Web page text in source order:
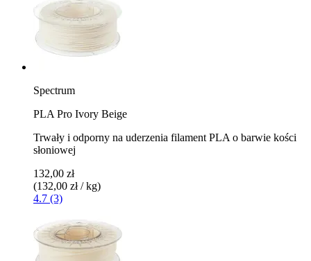
Spectrum
PLA Pro Ivory Beige
Trwały i odporny na uderzenia filament PLA o barwie kości
słoniowej
132,00 zł
(132,00 zł / kg)
4.7 (3)